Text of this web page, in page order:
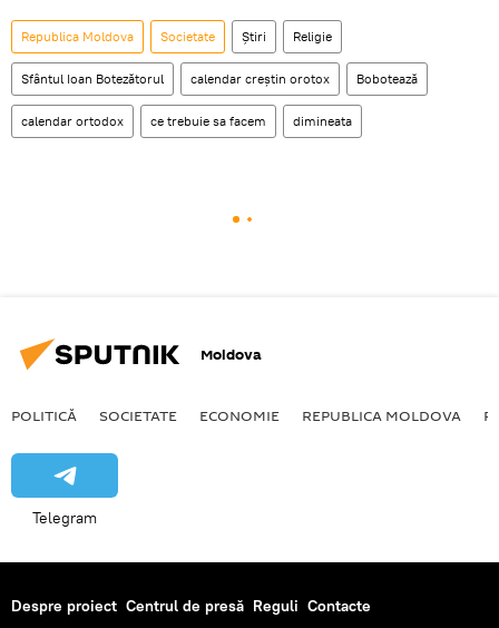
Republica Moldova Societate Știri Religie
Sfântul Ioan Botezătorul calendar creștin orotox Bobotează
calendar ortodox ce trebuie sa facem dimineata
Moldova
POLITICĂ SOCIETATE ECONOMIE REPUBLICA MOLDOVA
Telegram
Despre proiect Centrul de presă Reguli Contacte